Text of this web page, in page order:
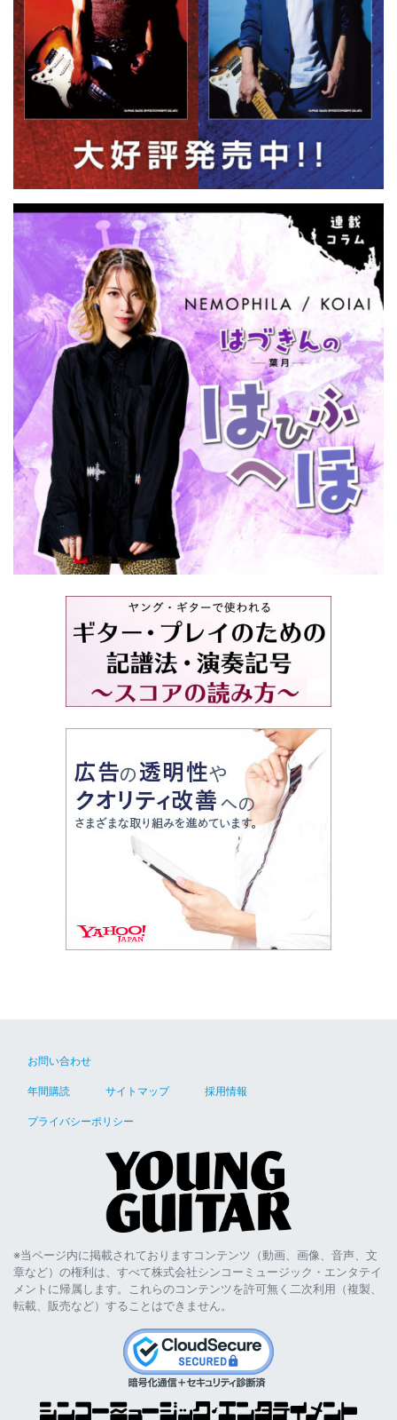
お問い合わせ
年間購読 サイトマップ 採用情報
プライバシーポリシー
※当ページ内に掲載されておりますコンテンツ（動画、画像、音声、文
章など）の権利は、すべて株式会社シンコーミュージック・エンタテイ
メントに帰属します。これらのコンテンツを許可無く二次利用（複製、
転載、販売など）することはできません。